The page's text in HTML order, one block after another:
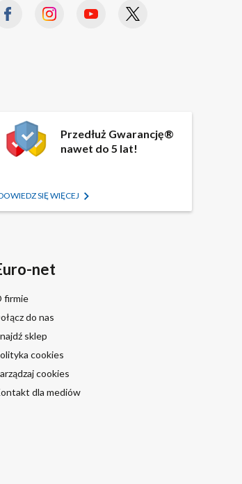
Przedłuż Gwarancję®
nawet do 5 lat!
SIĘ WIĘCEJ
net
firmie
do nas
sklep
cookies
cookies
dla mediów